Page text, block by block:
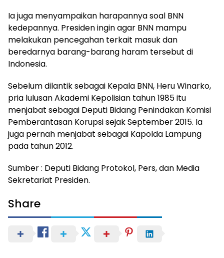
Ia juga menyampaikan harapannya soal BNN
kedepannya. Presiden ingin agar BNN mampu
melakukan pencegahan terkait masuk dan
beredarnya barang-barang haram tersebut di
Indonesia.
Sebelum dilantik sebagai Kepala BNN, Heru Winarko,
pria lulusan Akademi Kepolisian tahun 1985 itu
menjabat sebagai Deputi Bidang Penindakan Komisi
Pemberantasan Korupsi sejak September 2015. Ia
juga pernah menjabat sebagai Kapolda Lampung
pada tahun 2012.
Sumber : Deputi Bidang Protokol, Pers, dan Media
Sekretariat Presiden.
Share